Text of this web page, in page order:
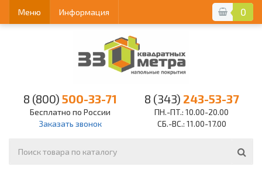
0
Меню Информация
8 (800) 500-33-71
Бесплатно по России
Заказать звонок
8 (343) 243-53-37
ПН.-ПТ.: 10.00-20.00
СБ.-ВС.: 11.00-17.00